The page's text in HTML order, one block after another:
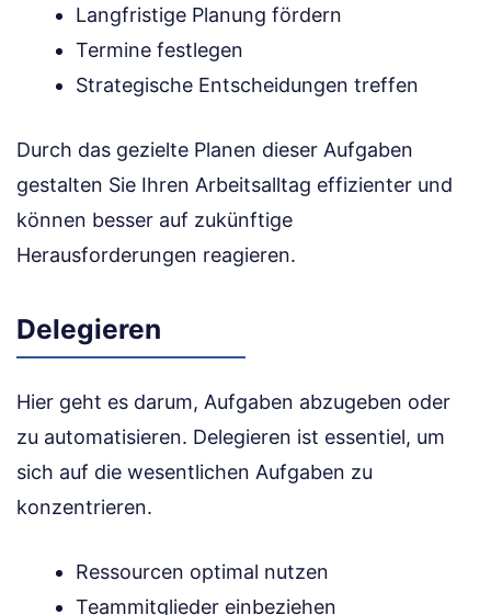
Langfristige Planung fördern
Termine festlegen
Strategische Entscheidungen treffen
Durch das gezielte Planen dieser Aufgaben
gestalten Sie Ihren Arbeitsalltag effizienter und
können besser auf zukünftige
Herausforderungen reagieren.
Delegieren
Hier geht es darum, Aufgaben abzugeben oder
zu automatisieren. Delegieren ist essentiel, um
sich auf die wesentlichen Aufgaben zu
konzentrieren.
Ressourcen optimal nutzen
Teammitglieder einbeziehen